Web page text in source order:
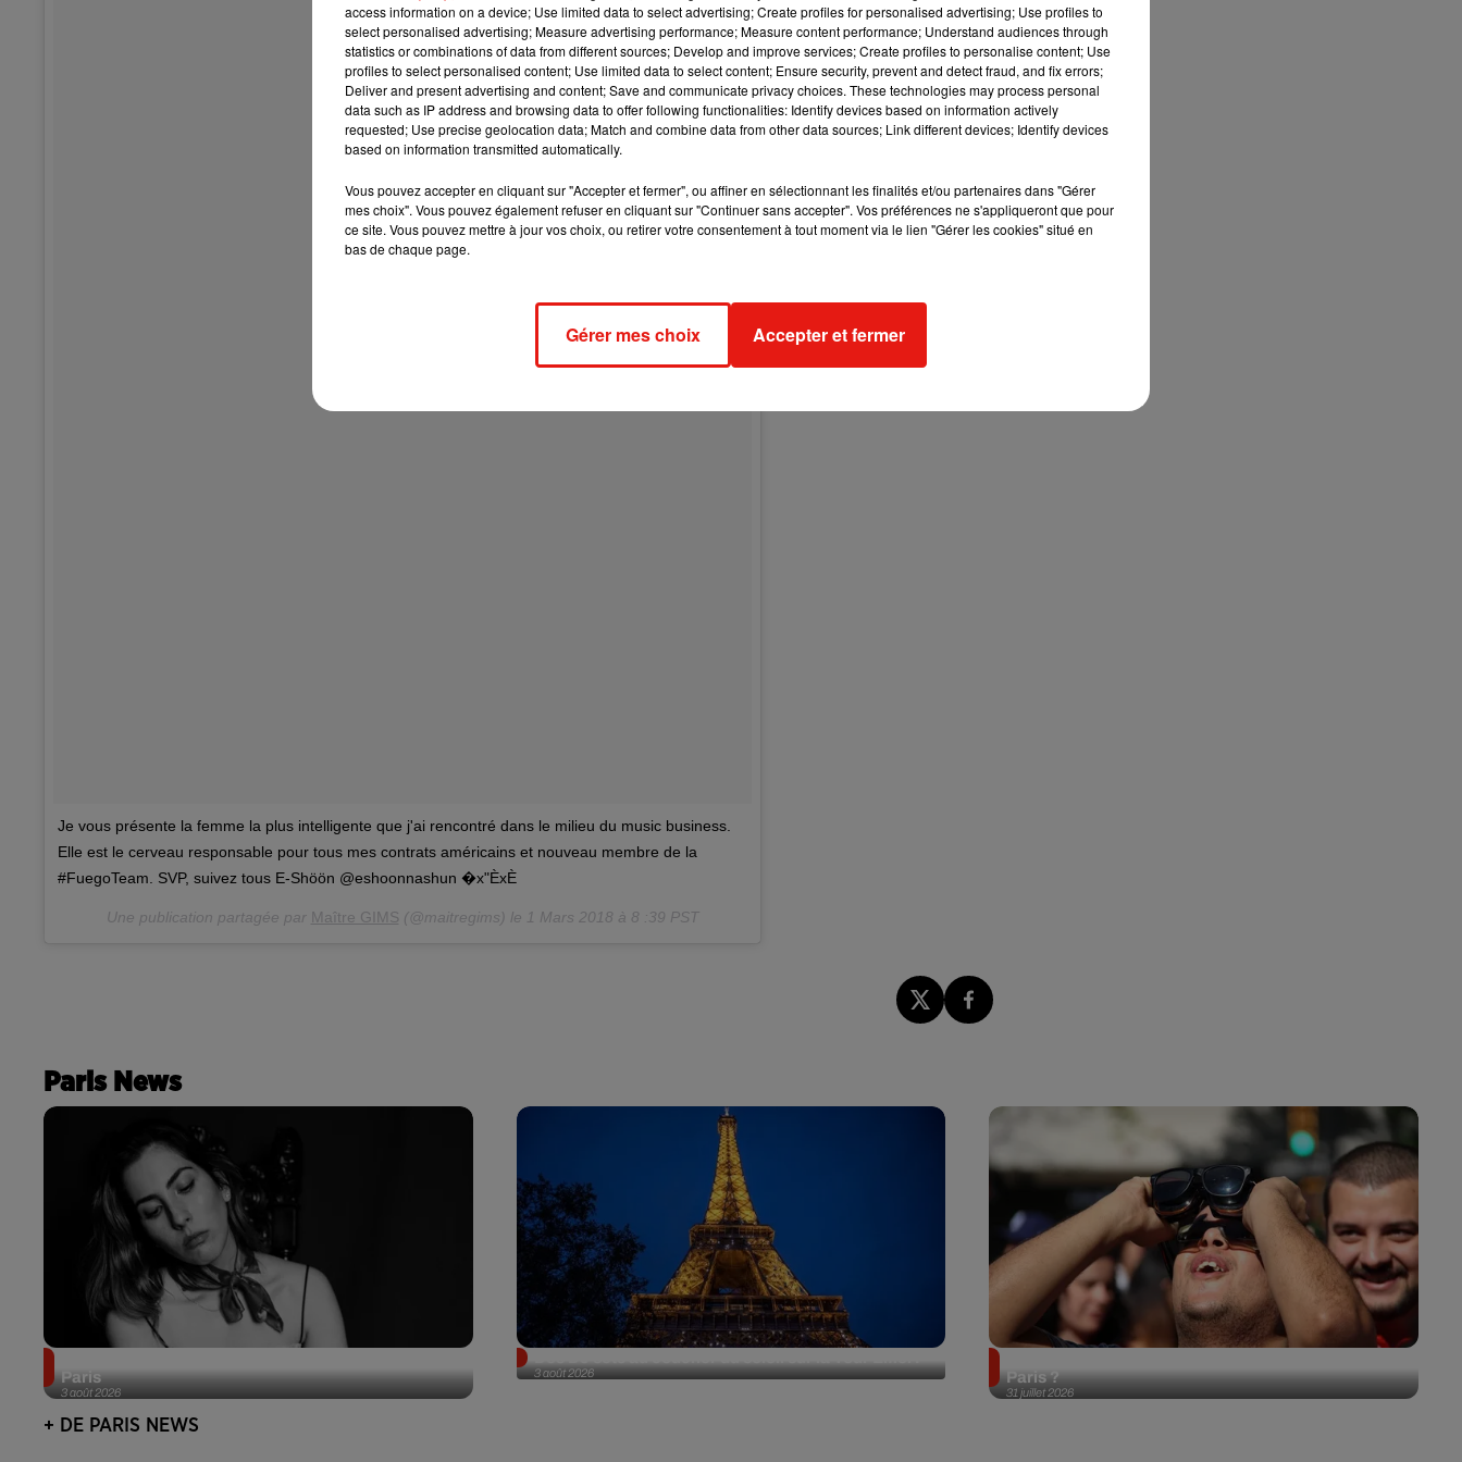
Je vous présente la femme la plus intelligente que j'ai rencontré dans le milieu du music business.
Elle est le cerveau responsable pour tous mes contrats américains et nouveau membre de la
#FuegoTeam. SVP, suivez tous E-Shöön @eshoonnashun �x"ÈxÈ
Une publication partagée par Maître GIMS (@maitregims) le 1 Mars 2018 à 8 :39 PST
Paris News
3 août 2026
Paris
3 août 2026
31 juillet 2026
Paris ?
+ DE PARIS NEWS
access information on a device; Use limited data to select advertising; Create profiles for personalised advertising; Use profiles to
select personalised advertising; Measure advertising performance; Measure content performance; Understand audiences through
statistics or combinations of data from different sources; Develop and improve services; Create profiles to personalise content; Use
profiles to select personalised content; Use limited data to select content; Ensure security, prevent and detect fraud, and fix errors;
Deliver and present advertising and content; Save and communicate privacy choices. These technologies may process personal
data such as IP address and browsing data to offer following functionalities: Identify devices based on information actively
requested; Use precise geolocation data; Match and combine data from other data sources; Link different devices; Identify devices
based on information transmitted automatically.
Vous pouvez accepter en cliquant sur "Accepter et fermer", ou affiner en sélectionnant les finalités et/ou partenaires dans "Gérer
mes choix". Vous pouvez également refuser en cliquant sur "Continuer sans accepter". Vos préférences ne s'appliqueront que pour
ce site. Vous pouvez mettre à jour vos choix, ou retirer votre consentement à tout moment via le lien "Gérer les cookies" situé en
bas de chaque page.
Gérer mes choix Accepter et fermer